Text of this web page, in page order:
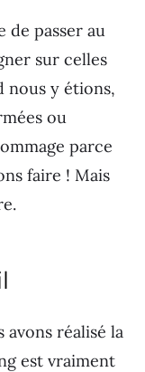
de passer au
sur celles
nous y étions,
ou
parce
faire ! Mais
avons réalisé la
est vraiment